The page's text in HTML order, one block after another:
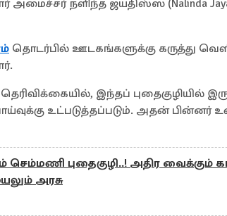
நளிந்த ஜயதிஸ்ஸ (Nalinda
தொடர்பில் ஊடகங்களுக்கு கருத்து
இந்தப் புதைகுழியில்
உட்படுத்தப்படும். அதன்
செம்மணி புதைகுழி..! அதிர வைக்கும்
அரசு